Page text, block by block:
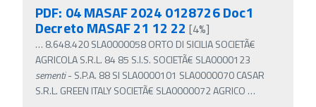
PDF: 04 MASAF 2024 0128726 Doc1
Decreto MASAF 21 12 22 [4%]
… 8.648.420 SLA0000058 ORTO DI SICILIA SOCIETÃ€
AGRICOLA S.R.L. 84 85 S.I.S. SOCIETÃ€ SLA0000123
sementi- S.P.A. 88 SI SLA0000101 SLA0000070 CASAR
S.R.L. GREEN ITALY SOCIETÃ€ SLA0000072 AGRICO …